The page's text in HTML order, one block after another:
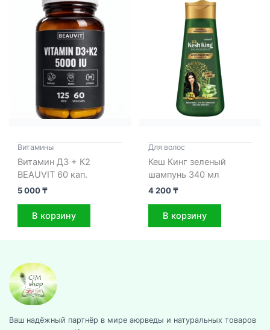
Витамины
Витамин Д3 + К2
BEAUVIT 60 кап.
5 000₸
В корзину
Для волос
Кеш Кинг зеленый
шампунь 340 мл
4 200₸
В корзину
Ваш надёжный партнёр в мире аюрведы и натуральных товаров